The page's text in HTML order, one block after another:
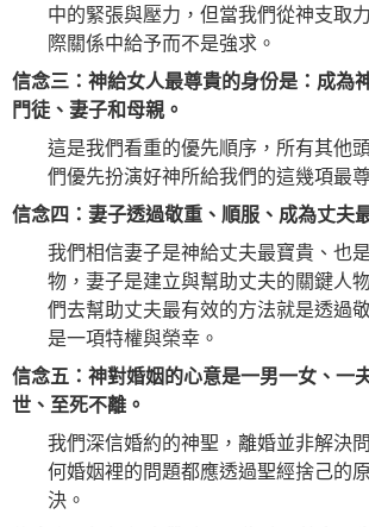
中的緊張與壓力，但當我們從神支取
際關係中給予而不是強求。
信念三：神給女人最尊貴的身份是：成為
門徒、妻子和母親。
這是我們看重的優先順序，所有其他
們優先扮演好神所給我們的這幾項最
信念四：妻子透過敬重、順服、成為丈夫
我們相信妻子是神給丈夫最寶貴、也
物，妻子是建立與幫助丈夫的關鍵人
們去幫助丈夫最有效的方法就是透過
是一項特權與榮幸。
信念五：神對婚姻的心意是一男一女、一
世、至死不離。
我們深信婚約的神聖，離婚並非解決
何婚姻裡的問題都應透過聖經捨己的
決。